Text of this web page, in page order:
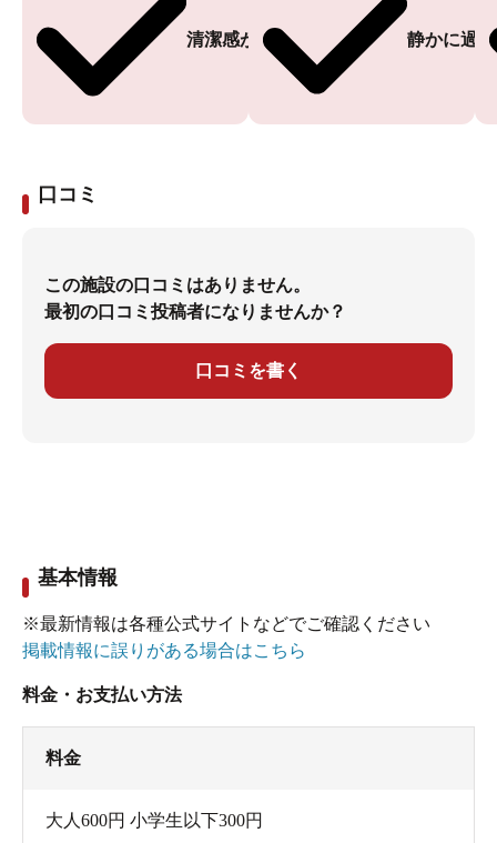
清潔感がある 静かに過
口コミ
この施設の口コミはありません。
最初の口コミ投稿者になりませんか？
口コミを書く
基本情報
※最新情報は各種公式サイトなどでご確認ください
掲載情報に誤りがある場合はこちら
料金・お支払い方法
料金
大人600円 小学生以下300円